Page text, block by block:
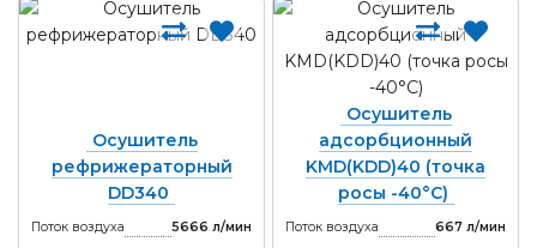
Осушитель
рефрижераторный
DD340
Поток воздуха
5666 л/мин
Осушитель
адсорбционный
KMD(KDD)40 (точка
росы -40°С)
Поток воздуха
667 л/мин